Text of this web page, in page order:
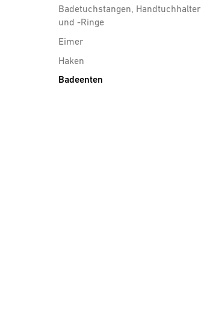
Badetuchstangen, Handtuchhalter
und -Ringe
Eimer
Haken
Badeenten